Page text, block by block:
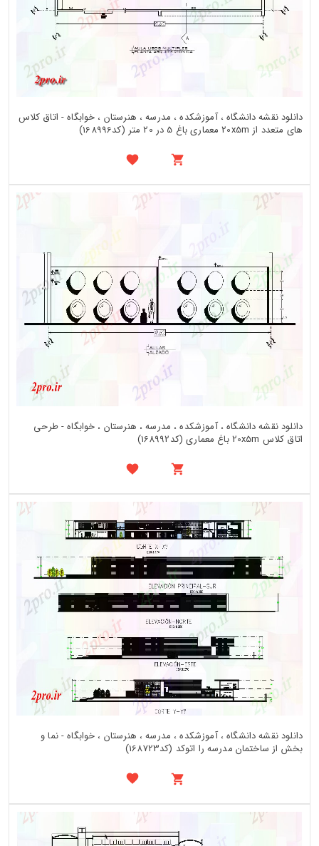
دانلود نقشه دانشگاه ، آموزشکده ، مدرسه ، هنرستان ، خوابگاه - اتاق کلاس
های متعدد از 20x5m معماری باغ 5 در 20 متر (کد168996)
دانلود نقشه دانشگاه ، آموزشکده ، مدرسه ، هنرستان ، خوابگاه - طرحی
اتاق کلاس 20x5m باغ معماری (کد168992)
دانلود نقشه دانشگاه ، آموزشکده ، مدرسه ، هنرستان ، خوابگاه - نما و
بخش از ساختمان مدرسه را اتوکد (کد168723)